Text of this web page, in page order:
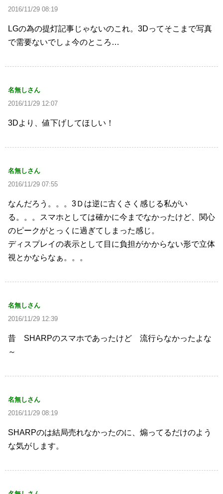
2016/11/29 08:19
LGの為の提灯記事じゃないのこれ。3Dってそこまで写真
で需要ないでしょ今のところ…
名無しさん
2016/11/29 12:07
3Dより、値下げしてほしい！
名無しさん
2016/11/29 07:55
なんだろう。。。3Ｄは逆に古くさく感じる私がい
る。。。スマホとしては確かに今までなかったけど、関心
のピークがとっくに過ぎてしまった感じ。
ディスプレイの表示として目に負担がかからない形で立体
視とかならなぁ。。。
名無しさん
2016/11/29 12:39
昔 SHARPのスマホであったけど 流行らなかったよな
～
名無しさん
2016/11/29 08:19
SHARPのは結局売れなかったのに、煽ってるだけのよう
な気がします。